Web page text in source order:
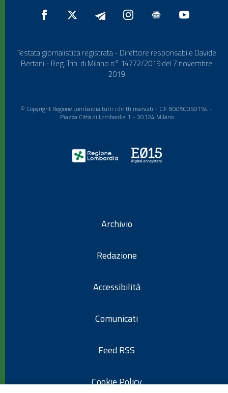
Testata giornalistica registrata - Direttore responsabile Davide
Bertani - Reg. Trib. di Milano n° 14772/2019 del 7 novembre
2019
© Copyright Regione Lombardia tutti i diritti riservati - C.F. 80050050154 -
Piazza Città di Lombardia 1 - 20124 Milano
Archivio
Redazione
Accessibilità
Comunicati
Feed RSS
Cookie Policy